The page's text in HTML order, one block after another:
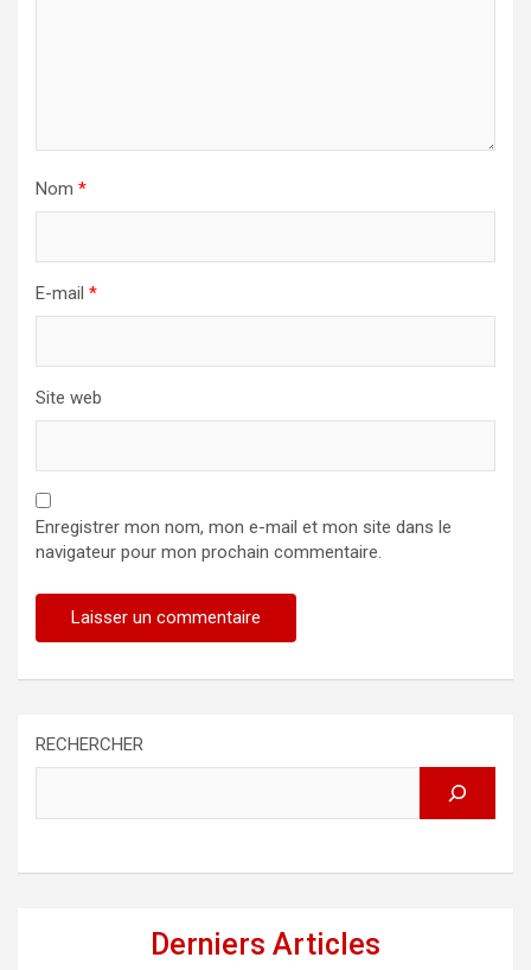
Nom *
E-mail *
Site web
Enregistrer mon nom, mon e-mail et mon site dans le
navigateur pour mon prochain commentaire.
RECHERCHER
Derniers Articles